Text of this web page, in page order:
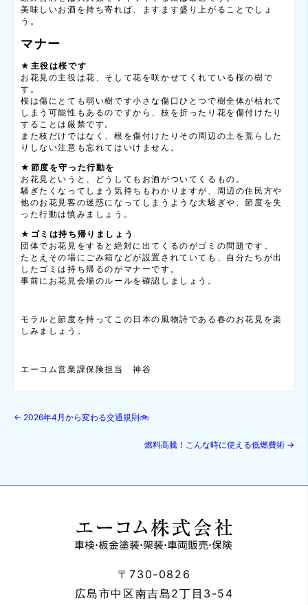
美味しいお酒を持ち寄れば、ますます盛り上がることでしょ
う。
マナー
★主役は桜です
お花見の主役は花、そして花を咲かせてくれている桜の樹で
す。
桜は傷にとても弱い樹です小さな傷口ひとつで樹全体が枯れて
しまう可能性もあるのですから、枝を折ったり花を傷付けたり
することは厳禁です。
また枝だけではなく、根を傷付けたりその周辺の土を荒らした
りしない注意も忘れてはいけません。
★節度を守った行動を
お花見というと、どうしてもお酒がついてくるもの。
騒ぎたくなってしまう気持ちもわかりますが、周辺の住民方や
他のお花見客の迷惑になってしまうような大騒ぎや、節度を失
った行動は慎みましょう。
★ゴミは持ち帰りましょう
団体でお花見をすると絶対に出てくるのがゴミの問題です。
たとえその場にごみ箱などが設置されていても、自分たちが出
したゴミは持ち帰るのがマナーです。
事前にお花見会場のルールを確認しましょう。
モラルと節度を持ってこの日本の風物詩である春のお花見を楽
しみましょう。
エーコム営業課保険担当 神谷
← 2026年4月から変わる交通規則🚲
燃料高騰！こんな時に使える低燃費術 →
〒730-0826
広島市中区南吉島2丁目3-54